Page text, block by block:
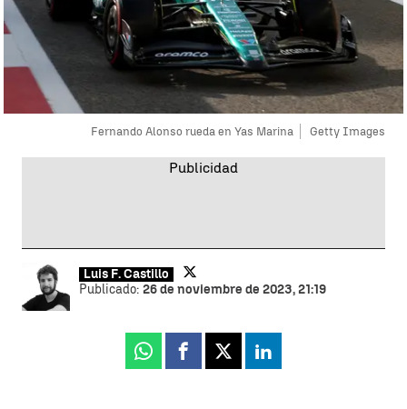
Fernando Alonso rueda en Yas Marina Getty Images
Luis F. Castillo
Publicado: 26 de noviembre de 2023, 21:19
Whatsapp
Facebook
X Linkedin